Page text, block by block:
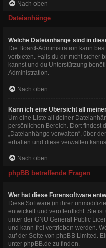
Nach oben
Dateianhänge
Welche Dateianhänge sind in
Die Board-Administration kann
verbieten. Falls du dir nicht sicher
kannst und du Unterstützung
Administration.
Nach oben
Kann ich eine Übersicht all
Um eine Liste all deiner
persönlichen Bereich. Dort findest
„Dateianhänge verwalten“, über
erhalten und diese verwalten
Nach oben
phpBB betreffende Fragen
Wer hat diese Forensoftware
Diese Software (in ihrer
entwickelt und veröffentlicht. Sie
unter der GNU General Public
und kann frei vertrieben werden.
auf der Seite von phpBB Limited.
unter phpBB.de zu finden.